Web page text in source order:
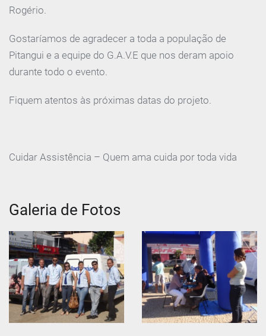
Rogério.
Gostaríamos de agradecer a toda a população de
Pitangui e a equipe do G.A.V.E que nos deram apoio
durante todo o evento.
Fiquem atentos às próximas datas do projeto.
Cuidar Assistência – Quem ama cuida por toda vida
Galeria de Fotos